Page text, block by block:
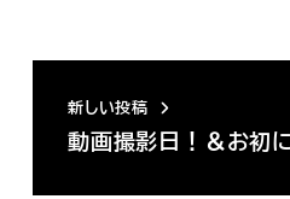
新しい投稿
動画撮影日！＆お初